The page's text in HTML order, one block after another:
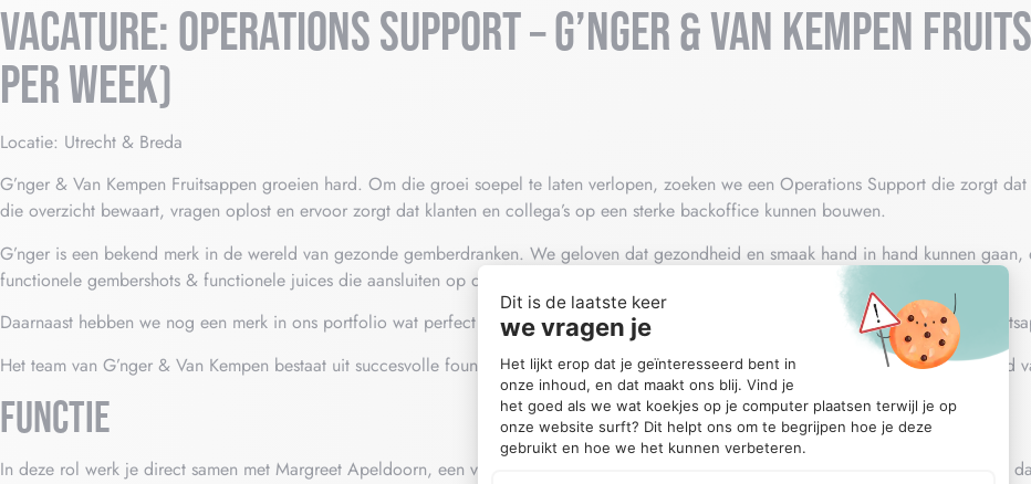
VACATURE: OPERATIONS SUPPORT – G’NGER & VAN KEMPEN
PER WEEK)
Locatie: Utrecht & Breda
G’nger & Van Kempen Fruitsappen groeien hard. Om die groei soepel te laten verlopen, zoeken we een Operations Support die zorgt
die overzicht bewaart, vragen oplost en ervoor zorgt dat klanten en collega’s op een sterke backoffice kunnen bouwen.
G’nger is een bekend merk in de wereld van gezonde gemberdranken. We geloven dat gezondheid en smaak hand in hand kunnen
functionele gembershots & functionele juices die aansluiten op de trends in de markt.
Daarnaast hebben we nog een merk in ons portfolio wat perfect aansluit bij de waarden van G’nger; Van Kempen Fruitsappen. Pure
Het team van G’nger & Van Kempen bestaat uit succesvolle founders van impactvolle (plant-based) food bedrijven. Je bent dus verzekerd
FUNCTIE
In deze rol werk je direct samen met Margreet Apeldoorn, een van de eigenaren van het bedrijf, en ben je een onmisbare schakel in de